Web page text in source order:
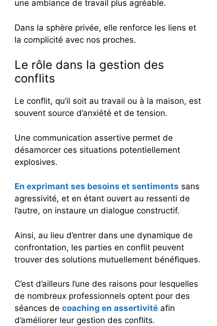
une ambiance de travail plus agréable.
Dans la sphère privée, elle renforce les liens et
la complicité avec nos proches.
Le rôle dans la gestion des
conflits
Le conflit, qu’il soit au travail ou à la maison, est
souvent source d’anxiété et de tension.
Une communication assertive permet de
désamorcer ces situations potentiellement
explosives.
En exprimant ses besoins et sentiments sans
agressivité, et en étant ouvert au ressenti de
l’autre, on instaure un dialogue constructif.
Ainsi, au lieu d’entrer dans une dynamique de
confrontation, les parties en conflit peuvent
trouver des solutions mutuellement bénéfiques.
C’est d’ailleurs l’une des raisons pour lesquelles
de nombreux professionnels optent pour des
séances de coaching en assertivité afin
d’améliorer leur gestion des conflits.